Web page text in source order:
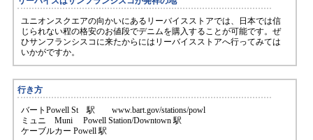
ユニオンスクエアの向かいにあるリーバイスストアでは、日本では信
じられない程の格安のお値段でデニムを購入することが可能です。ぜ
ひサンフランシスコに来たからにはリーバイスストアへ行ってみては
いかがですか。
行き方
バートPowell St 駅 www.bart.gov/stations/powl
ミュニ Muni Powell Station/Downtown 駅
ケーブルカー Powell 駅